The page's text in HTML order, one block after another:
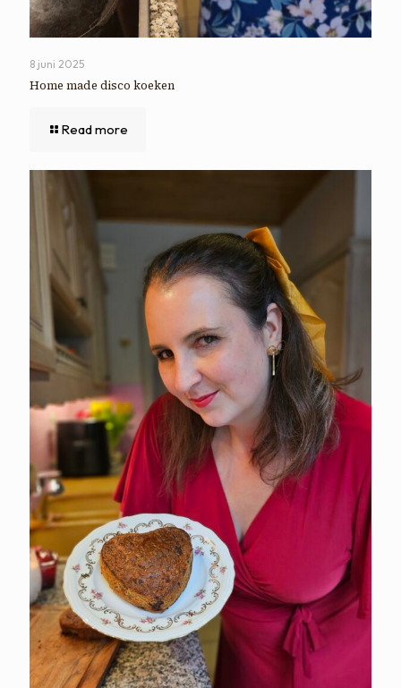
8 juni 2025
Home made disco koeken
Read more